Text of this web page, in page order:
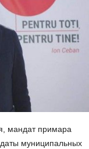
мандат примара
муниципальных